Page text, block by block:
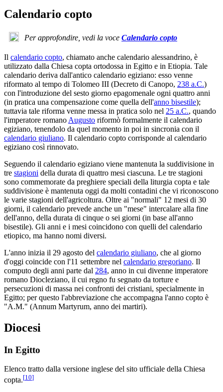
Calendario copto
Per approfondire, vedi la voce Calendario copto
Il calendario copto, chiamato anche calendario alessandrino, è
utilizzato dalla Chiesa copta ortodossa in Egitto e in Etiopia. Tale
calendario deriva dall'antico calendario egiziano: esso venne
riformato al tempo di Tolomeo III (Decreto di Canopo, 238 a.C.)
con l'introduzione del sesto giorno epagomenale ogni quattro anni
(in pratica una compensazione come quella dell'anno bisestile);
tuttavia tale riforma venne messa in pratica solo nel 25 a.C., quando
l'imperatore romano Augusto riformò formalmente il calendario
egiziano, tenendolo da quel momento in poi in sincronia con il
calendario giuliano. Il calendario copto corrisponde al calendario
egiziano così rinnovato.
Seguendo il calendario egiziano viene mantenuta la suddivisione in
tre stagioni della durata di quattro mesi ciascuna. Le tre stagioni
sono commemorate da preghiere speciali della liturgia copta e tale
suddivisione è mantenuta oggi da molti contadini che vi riconoscono
le varie stagioni dell'agricoltura. Oltre ai "normali" 12 mesi di 30
giorni, il calendario prevede anche un "mese" intercalare alla fine
dell'anno, della durata di cinque o sei giorni (in base all'anno
bisestile). Gli anni e i mesi coincidono con quelli del calendario
etiopico, ma hanno nomi diversi.
L'anno inizia il 29 agosto del calendario giuliano, che al giorno
d'oggi coincide con l'11 settembre nel calendario gregoriano. Il
computo degli anni parte dal 284, anno in cui divenne imperatore
romano Diocleziano, il cui regno fu segnato da torture e
persecuzioni di massa nei confronti dei cristiani, specialmente in
Egitto; per questo l'abbreviazione che accompagna l'anno copto è
"A.M." (Annum Martyrum, anno dei martiri).
Diocesi
In Egitto
Elenco tratto dalla versione inglese del sito ufficiale della Chiesa
copta.[10]